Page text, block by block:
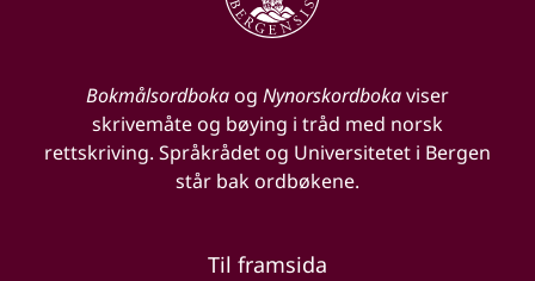
Bokmålsordbokaog Nynorskordbokaviser
skrivemåte og bøying i tråd med norsk
rettskriving. Språkrådet og Universitetet i Bergen
står bak ordbøkene.
Til framsida